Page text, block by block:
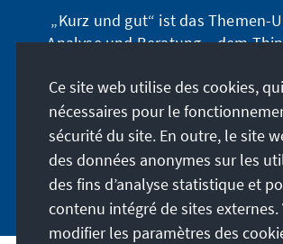
„Kurz und gut“ ist das Themen-
Analyse und Beratung – dem
Fischer-Bollin informiert Sie in
Abständen in aller Kürze über
für unsere nahe Zukunft für
Jetzt abonnieren
Ce site web utilise des cookies,
nécessaires pour le
sécurité du site. En outre, le site
des données anonymes sur les
des fins d’analyse statistique et
contenu intégré de sites externes.
modifier les paramètres des